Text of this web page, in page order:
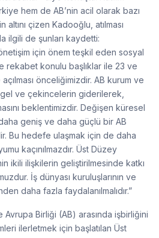
hem de AB’nin acil olarak bazı
altını çizen Kadooğlu, atılması
ilgili de şunları kaydetti:
için önem teşkil eden sosyal
rekabet konulu başlıklar ile 23 ve
önceliğimizdir. AB kurum ve
ve çekincelerin giderilerek,
beklentimizdir. Değişen küresel
geniş ve daha güçlü bir AB
Bu hedefe ulaşmak için de daha
kaçınılmazdır. Üst Düzey
ikili ilişkilerin geliştirilmesinde katkı
İş dünyası kuruluşlarının ve
daha fazla faydalanılmalıdır.”
Birliği (AB) arasında işbirliğini
ilerletmek için başlatılan Üst